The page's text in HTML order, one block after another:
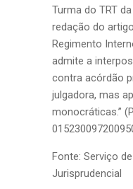
Turma do TRT
redação do
Regimento
admite a
contra acórdão
julgadora, mas
monocráticas.”
Fonte: Serviço
Jurisprudencial